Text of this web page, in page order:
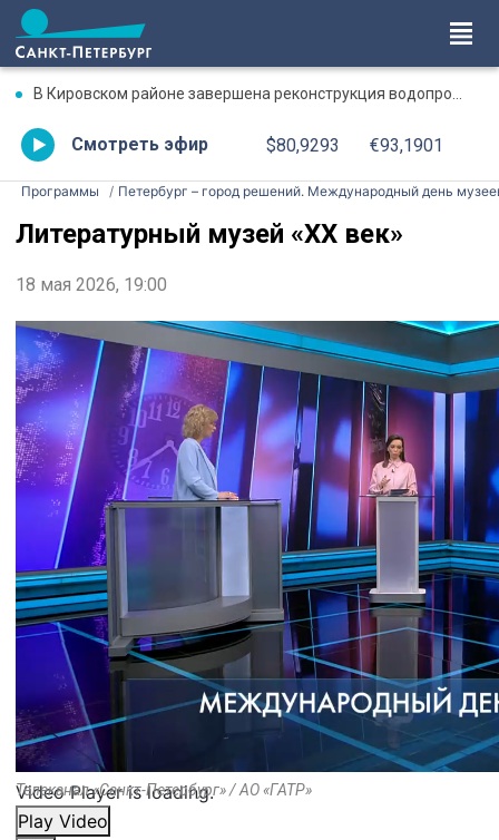
В Кировском районе завершена реконструкция водопроводной магистрали по особой технологии
Смотреть эфир $80,9293 €93,1901
Программы Петербург – город решений. Международный день
Литературный музей «XX век»
18 мая 2026, 19:00
Video Player is loading.
Play Video
Телеканал «Санкт-Петербург» / АО «ГАТР»